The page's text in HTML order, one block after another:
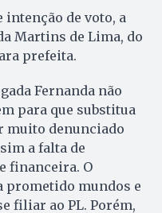
intenção de voto, a
Martins de Lima, do
prefeita.
Fernanda não
para que substitua
muito denunciado
a falta de
financeira. O
prometido mundos e
filiar ao PL. Porém,